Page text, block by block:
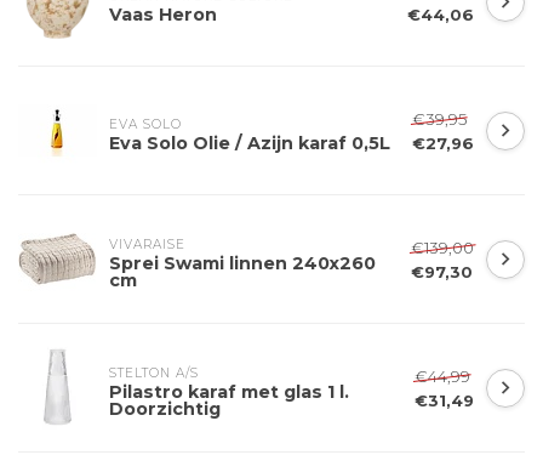
Vaas Heron
€44,06
EVA SOLO
Eva Solo Olie / Azijn karaf 0,5L
€39,95
€27,96
VIVARAISE
Sprei Swami linnen 240x260
cm
€139,00
€97,30
STELTON A/S
Pilastro karaf met glas 1 l.
Doorzichtig
€44,99
€31,49